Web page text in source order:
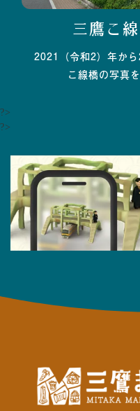
三鷹こ
2021（令和2）年か
こ線橋の写真
?>
?>